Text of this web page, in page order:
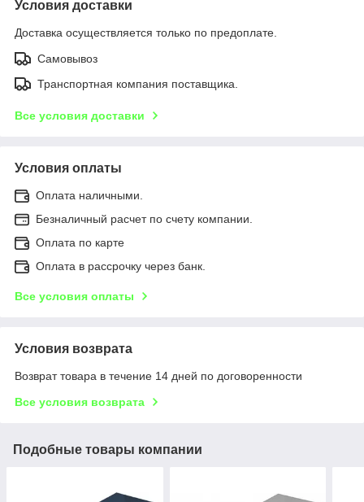
Условия доставки
Доставка осуществляется только по предоплате.
Самовывоз
Транспортная компания поставщика.
Все условия доставки
Условия оплаты
Оплата наличными.
Безналичный расчет по счету компании.
Оплата по карте
Оплата в рассрочку через банк.
Все условия оплаты
Условия возврата
Возврат товара в течение 14 дней по договоренности
Все условия возврата
Подобные товары компании